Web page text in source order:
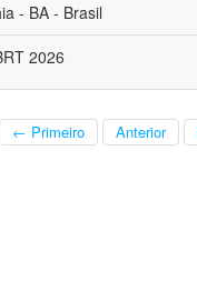
- BA - Brasil
2026
← Primeiro Anterior